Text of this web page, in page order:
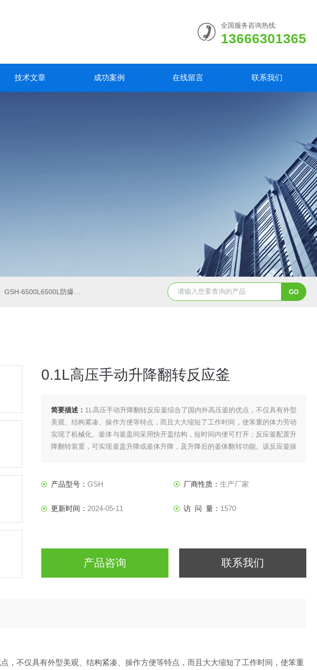
全国服务咨询热线:
13666301365
技术文章 成功案例 在线留言 联系我们
GSH-6500L6500L防爆加氢工业反应釜 GSH-0.5L0.5L不锈钢磁力密封聚酯反应釜
0.1L高压手动升降翻转反应釜
简要描述： 1L高压手动升降翻转反应釜综合了国内外高压釜的优点，不仅具有外型
美观、结构紧凑、操作方便等特点，而且大大缩短了工作时间，使笨重的体力劳动
实现了机械化。釜体与釜盖间采用快开盖结构，短时间内便可打开；反应釜配置升
降翻转装置，可实现釜盖升降或釜体升降，及升降后的釜体翻转功能。该反应釜操
产品型号： GSH 厂商性质： 生产厂家
更新时间： 2024-05-11 访 问 量： 1570
产品咨询 联系我们
，不仅具有外型美观、结构紧凑、操作方便等特点，而且大大缩短了工作时间，使笨重